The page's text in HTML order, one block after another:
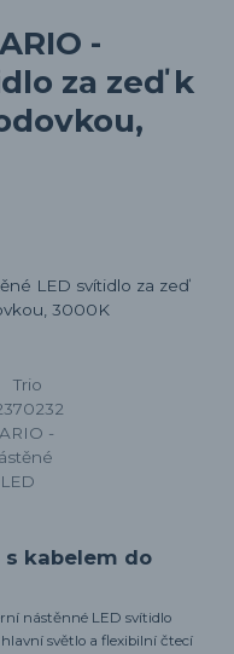
-
za zeď k
kabelem do
nástěnné LED svítidlo
světlo a flexibilní čtecí